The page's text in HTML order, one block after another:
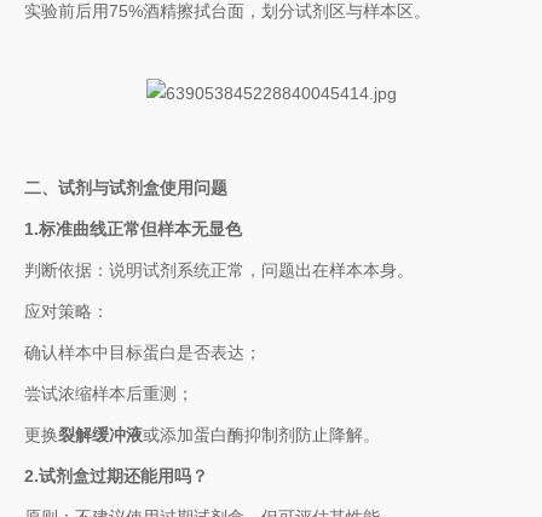
实验前后用75%酒精擦拭台面，划分试剂区与样本区。
二、试剂与试剂盒使用问题
1.‌标准曲线正常但样本无显色‌
判断依据‌：说明试剂系统正常，问题出在样本本身。
应对策略‌：
确认样本中目标蛋白是否表达；
尝试浓缩样本后重测；
更换裂解缓冲液或添加蛋白酶抑制剂防止降解。
2.‌试剂盒过期还能用吗？‌